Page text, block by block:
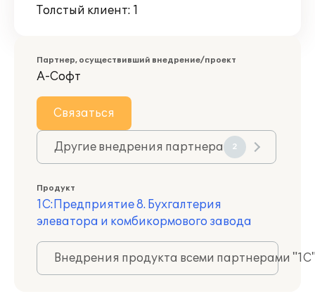
Толстый клиент: 1
Партнер, осуществивший внедрение/проект
А-Софт
Связаться
Другие внедрения партнера 2
Продукт
1С:Предприятие 8. Бухгалтерия
элеватора и комбикормового завода
Внедрения продукта всеми партнерами